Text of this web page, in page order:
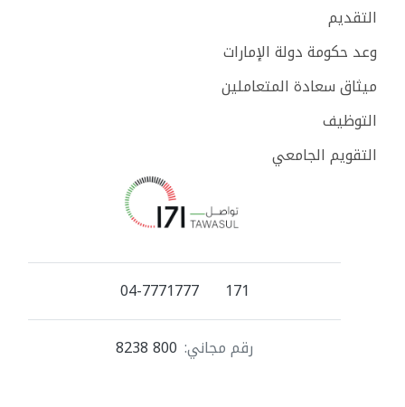
التقديم
وعد حكومة دولة الإمارات
ميثاق سعادة المتعاملين
التوظيف
التقويم الجامعي
171
04-7771777
رقم مجاني: 800 8238